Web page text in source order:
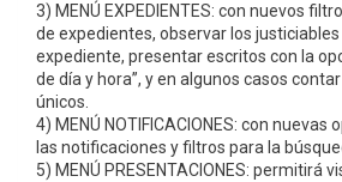
3) MENÚ EXPEDIENTES: con nuevos
de expedientes, observar los justiciables
expediente, presentar escritos con la
de día y hora”, y en algunos casos
únicos.
4) MENÚ NOTIFICACIONES: con
las notificaciones y filtros para la
5) MENÚ PRESENTACIONES: permitirá